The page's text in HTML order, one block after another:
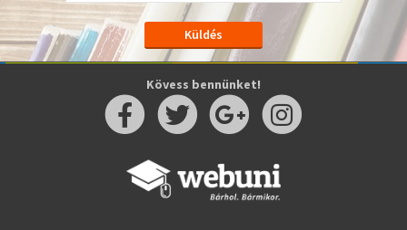
Kövess bennünket!